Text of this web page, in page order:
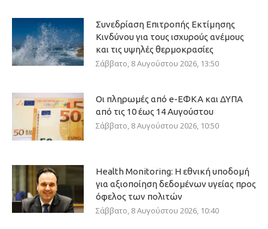
Συνεδρίαση Επιτροπής Εκτίμησης
Κινδύνου για τους ισχυρούς ανέμους
και τις υψηλές θερμοκρασίες
Σάββατο, 8 Αυγούστου 2026, 13:50
Οι πληρωμές από e-ΕΦΚΑ και ΔΥΠΑ
από τις 10 έως 14 Αυγούστου
Σάββατο, 8 Αυγούστου 2026, 10:50
Health Monitoring: Η εθνική υποδομή
για αξιοποίηση δεδομένων υγείας προς
όφελος των πολιτών
Σάββατο, 8 Αυγούστου 2026, 10:40